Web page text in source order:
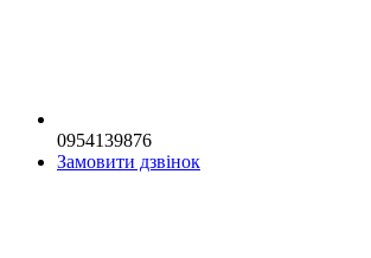
0954139876
Замовити дзвінок